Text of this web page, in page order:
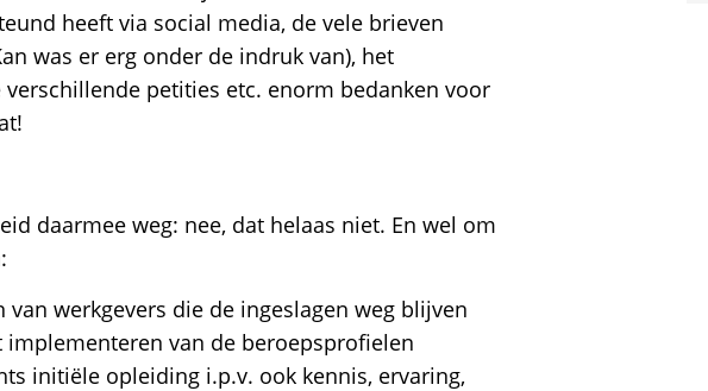
heeft via social media, de vele brieven
was er erg onder de indruk van), het
petities etc. enorm bedanken voor
daarmee weg: nee, dat helaas niet. En wel om
van werkgevers die de ingeslagen weg blijven
van de beroepsprofielen
initiële opleiding i.p.v. ook kennis, ervaring,